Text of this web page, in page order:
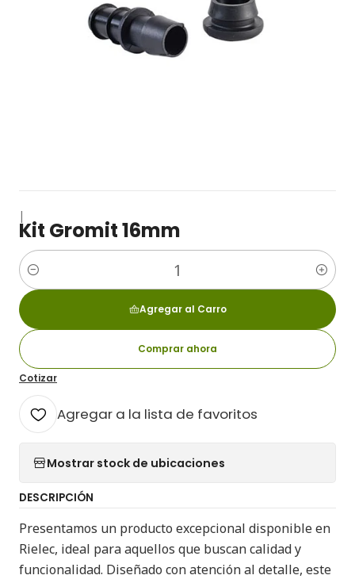
|
Kit Gromit 16mm
Cantidad
Agregar al Carro
Comprar ahora
Cotizar
Agregar a la lista de favoritos
Mostrar stock de ubicaciones
DESCRIPCIÓN
Presentamos un producto excepcional disponible en
Rielec, ideal para aquellos que buscan calidad y
funcionalidad. Diseñado con atención al detalle, este